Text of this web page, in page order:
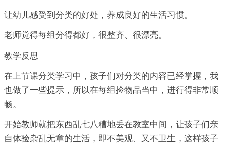
让幼儿感受到分类的好处，养成良好的生活习惯。
老师觉得每组分得都好，很整齐、很漂亮。
教学反思
在上节课分类学习中，孩子们对分类的内容已经掌握，我
也做了一些提示，所以在每组捡物品当中，进行得非常顺
畅。
开始教师就把东西乱七八糟地丢在教室中间，让孩子们亲
自体验杂乱无章的生活，即不美观、又不卫生，这样孩子